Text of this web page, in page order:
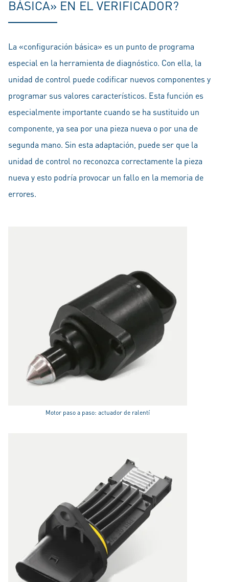
BÁSICA» EN EL VERIFICADOR?
La «configuración básica» es un punto de programa
especial en la herramienta de diagnóstico. Con ella, la
unidad de control puede codificar nuevos componentes y
programar sus valores característicos. Esta función es
especialmente importante cuando se ha sustituido un
componente, ya sea por una pieza nueva o por una de
segunda mano. Sin esta adaptación, puede ser que la
unidad de control no reconozca correctamente la pieza
nueva y esto podría provocar un fallo en la memoria de
errores.
Motor paso a paso: actuador de ralentí